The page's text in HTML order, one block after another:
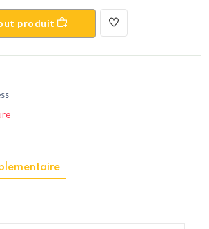
Ajout produit